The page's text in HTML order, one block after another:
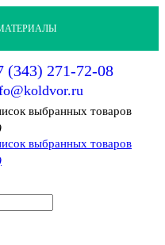
(343) 271-72-08
выбранных товаров
выбранных товаров